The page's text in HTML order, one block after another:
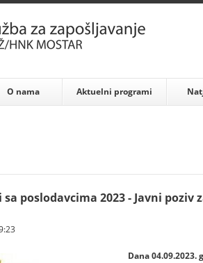
O nama Aktuelni programi
poslodavcima 2023 - Javni poziv
Dana 04.09.2023.